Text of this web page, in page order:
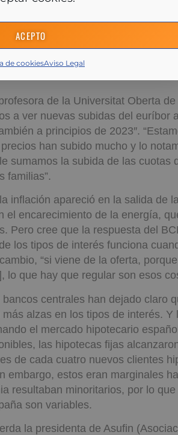
ACEPTO
de cookiesAviso Legal
independientemente de la
contrario, el diferencial es de 1,5
Pero hay que tener en cuenta
pagar más.
de la Universitat Oberta
a ver nuevas subidas del euríbor
a principios de 2023″.
han subido mucho y lo
sumamos la subida de las cuotas
familias”.
inflación apareció en la salida de
el encarecimiento de la energía,
Pero cree que la respuesta del
los tipos de interés funciona
“si viene de la oferta,
que hay que regular son esos
centrales han dejado claro
alzas en los tipos de interés. Y
el mercado hipotecario
las hipotecas fijas
de cada cuatro nuevos clientes
embargo, estos eran marginales
resultaban minoritarios, por lo
son variables.
la presidenta de Asufin